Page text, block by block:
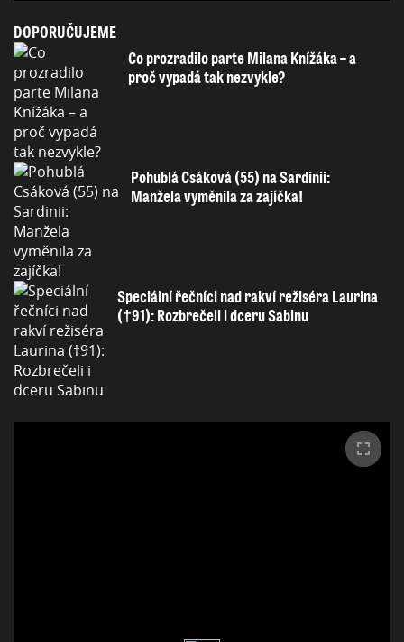
DOPORUČUJEME
Co prozradilo parte Milana Knížáka – a
proč vypadá tak nezvykle?
Pohublá Csáková (55) na Sardinii:
Manžela vyměnila za zajíčka!
Speciální řečníci nad rakví režiséra Laurina
(†91): Rozbrečeli i dceru Sabinu